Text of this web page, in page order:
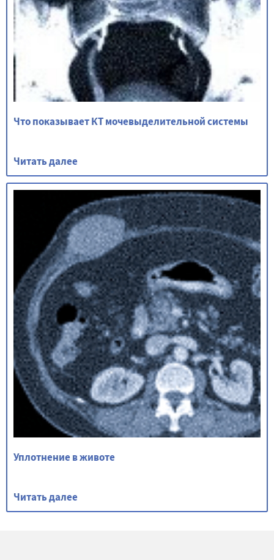
Что показывает КТ мочевыделительной системы
Читать далее
Уплотнение в животе
Читать далее